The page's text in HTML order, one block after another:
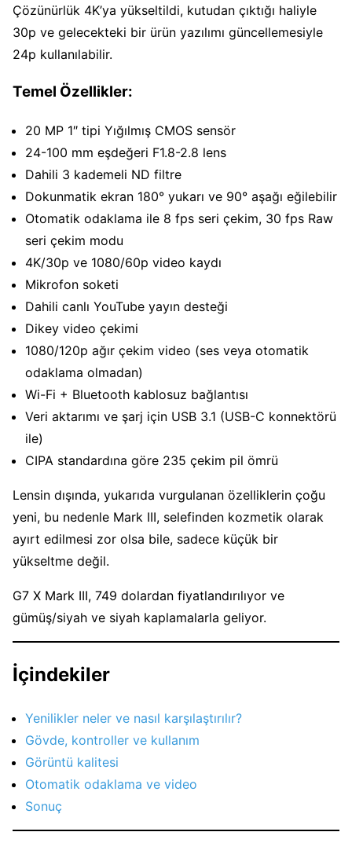
Çözünürlük 4K’ya yükseltildi, kutudan çıktığı haliyle
30p ve gelecekteki bir ürün yazılımı güncellemesiyle
24p kullanılabilir.
Temel Özellikler:
20 MP 1″ tipi Yığılmış CMOS sensör
24-100 mm eşdeğeri F1.8-2.8 lens
Dahili 3 kademeli ND filtre
Dokunmatik ekran 180° yukarı ve 90° aşağı eğilebilir
Otomatik odaklama ile 8 fps seri çekim, 30 fps Raw
seri çekim modu
4K/30p ve 1080/60p video kaydı
Mikrofon soketi
Dahili canlı YouTube yayın desteği
Dikey video çekimi
1080/120p ağır çekim video (ses veya otomatik
odaklama olmadan)
Wi-Fi + Bluetooth kablosuz bağlantısı
Veri aktarımı ve şarj için USB 3.1 (USB-C konnektörü
ile)
CIPA standardına göre 235 çekim pil ömrü
Lensin dışında, yukarıda vurgulanan özelliklerin çoğu
yeni, bu nedenle Mark III, selefinden kozmetik olarak
ayırt edilmesi zor olsa bile, sadece küçük bir
yükseltme değil.
G7 X Mark III, 749 dolardan fiyatlandırılıyor ve
gümüş/siyah ve siyah kaplamalarla geliyor.
İçindekiler
Yenilikler neler ve nasıl karşılaştırılır?
Gövde, kontroller ve kullanım
Görüntü kalitesi
Otomatik odaklama ve video
Sonuç